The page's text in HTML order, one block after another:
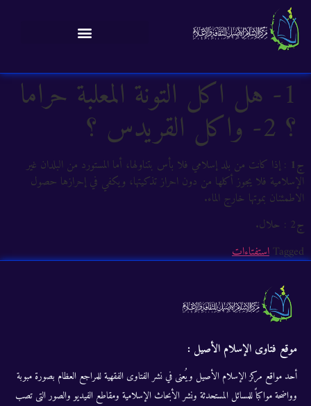
1- هل اكل التونة المعلبة حراما
؟ 2- واكل القريدس ؟
ج1
: إذا كانت من بلد إسلامي فلا بأس بتناولها، أما المستورد من البلدان غير
الإسلامية فلا يجوز أكلها من دون احراز تذكيتها، ويكفي في إحرازها حصول
الاطمئنان بموتها خارج الماء.
ج2 : حلال.
Taggedاستفتاءات
موقع فتاوى الإسلام الأصيل :
أحد مواقع مركز الإسلام الأصيل ويُعنى في نشر الفتاوى الفقهية للمراجع العظام بصورة مبوبة
وواضحة مواكباً للمسائل المستحدثة ونشر الأبحاث الإسلامية ومقاطع الفيديو والصور التى تصب